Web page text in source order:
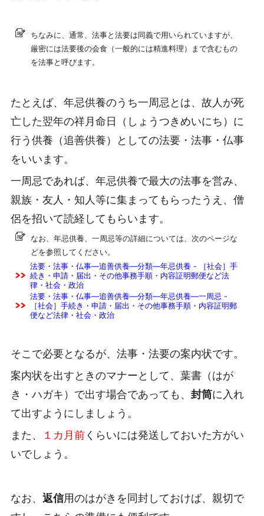
ちなみに、通常、法事と法要は同義で用いられていますが、
厳密には法要後の会食（一般的には精進料理）まで含むもの
を法事と呼びます。
たとえば、年忌供養のうち一周忌とは、故人が死
亡した翌年の祥月命日（しょうつきめいにち）に
行う供養（追善供養）としての法要・法事・仏事
をいいます。
一周忌であれば、年忌供養で最大の法事を営み、
親族・友人・知人等に集まってもらったうえ、僧
侶を招いて読経してもらいます。
なお、年忌供養、一周忌等の詳細については、次のページな
どを参照してください。
法要・法事・仏事―追善供養―分類―年忌供養 - ［社会］手
続き・申請・届出・その他事務手順・内容証明郵便など法
律・社会・政治
法要・法事・仏事―追善供養―分類―年忌供養―一周忌 -
［社会］手続き・申請・届出・その他事務手順・内容証明郵
便など法律・社会・政治
そこで必要となるが、法事・法要の案内状です。
案内状を出すときのマナーとして、葉書（はが
き・ハガキ）で出す場合であっても、 封筒に入れ
て出すようにしましょう。
また、
１カ月前くらいには発送しておいた方がい
いでしょう。
なお、 返信用のはがきを同封しておけば、親切で